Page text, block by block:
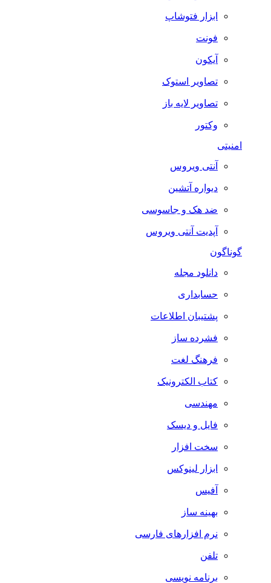
ابزار فتوشاپ
فونت
آیکون
تصاویر استوک
تصاویر لایه باز
وکتور
امنیتی
آنتی ویروس
دیواره آتشین
ضد هک و جاسوسی
آپدیت آنتی ویروس
گوناگون
دانلود مجله
حسابداری
پشتیبان اطلاعات
فشرده ساز
فرهنگ لغت
کتاب الکترونیک
مهندسی
فایل و دیسک
سخت افزار
ابزار لینوکس
آفیس
بهینه ساز
نرم افزارهای فارسی
تلفن
برنامه نویسی